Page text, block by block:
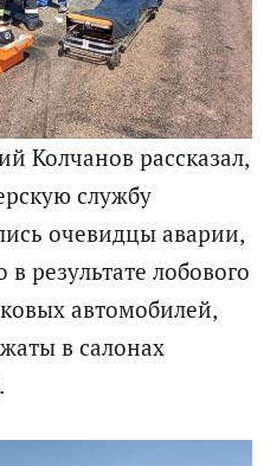
Колчанов рассказал,
службу
очевидцы аварии,
результате лобового
автомобилей,
в салонах